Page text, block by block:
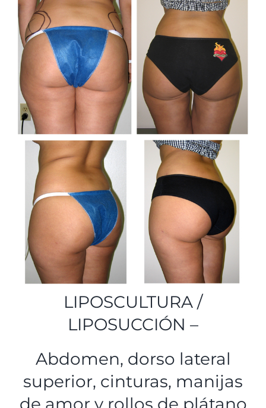
LIPOSCULTURA /
LIPOSUCCIÓN –
Abdomen, dorso lateral
superior, cinturas, manijas